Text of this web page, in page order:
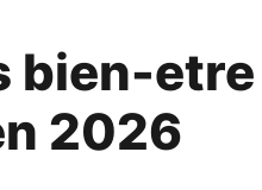
le bien-être
salon de coiffure
bien-
2026